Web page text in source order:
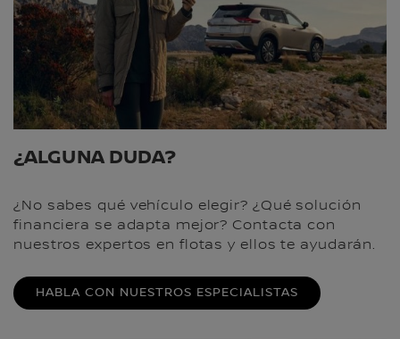
¿ALGUNA DUDA?
¿No sabes qué vehículo elegir? ¿Qué solución
financiera se adapta mejor? Contacta con
nuestros expertos en flotas y ellos te ayudarán.
HABLA CON NUESTROS ESPECIALISTAS